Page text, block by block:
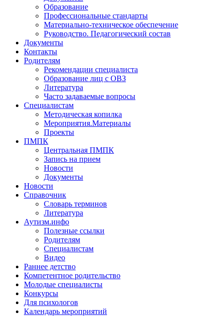
Образование
Профессиональные стандарты
Материально-техническое обеспечение
Руководство. Педагогический состав
Документы
Контакты
Родителям
Рекомендации специалиста
Образование лиц с ОВЗ
Литература
Часто задаваемые вопросы
Специалистам
Методическая копилка
Мероприятия.Материалы
Проекты
ПМПК
Центральная ПМПК
Запись на прием
Новости
Документы
Новости
Справочник
Словарь терминов
Литература
Аутизм.инфо
Полезные ссылки
Родителям
Специалистам
Видео
Раннее детство
Компетентное родительство
Молодые специалисты
Конкурсы
Для психологов
Календарь мероприятий